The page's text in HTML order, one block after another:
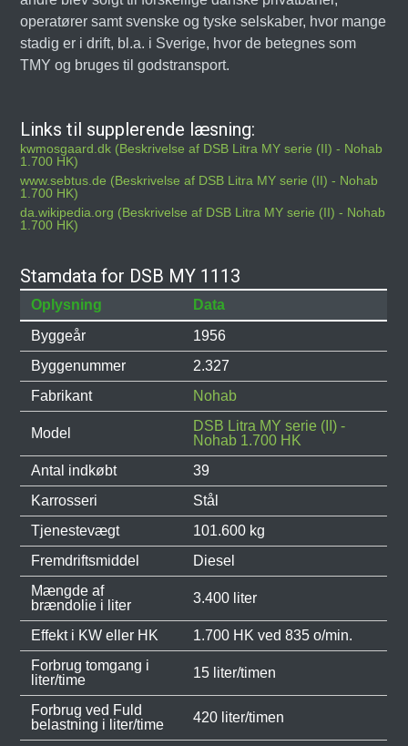
operatører samt svenske og tyske selskaber, hvor mange
stadig er i drift, bl.a. i Sverige, hvor de betegnes som
TMY og bruges til godstransport.
Links til supplerende læsning:
kwmosgaard.dk (Beskrivelse af DSB Litra MY serie (II) - Nohab
1.700 HK)
www.sebtus.de (Beskrivelse af DSB Litra MY serie (II) - Nohab
1.700 HK)
da.wikipedia.org (Beskrivelse af DSB Litra MY serie (II) - Nohab
1.700 HK)
Stamdata for DSB MY 1113
Oplysning
Data
Byggeår
1956
Byggenummer
2.327
Fabrikant
Nohab
Model
DSB Litra MY serie (II) -
Nohab 1.700 HK
Antal indkøbt
39
Karrosseri
Stål
Tjenestevægt
101.600 kg
Fremdriftsmiddel
Diesel
Mængde af
brændolie i liter
3.400 liter
Effekt i KW eller HK
1.700 HK ved 835 o/min.
Forbrug tomgang i
liter/time
15 liter/timen
Forbrug ved Fuld
belastning i liter/time
420 liter/timen